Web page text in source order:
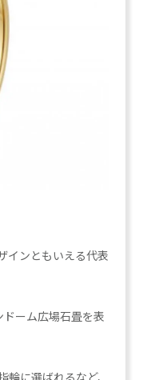
インともいえる代表
ーム広場石畳を表
に選ばれるなど、